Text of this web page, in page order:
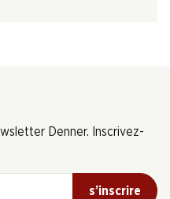
Denner. Inscrivez-
s’inscrire